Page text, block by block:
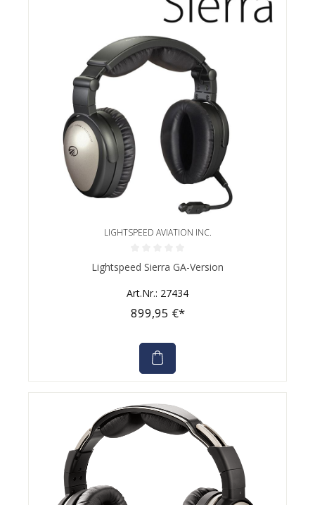
LIGHTSPEED AVIATION INC.
Durchschnittliche Bewertung von 0 von 5 Sternen
Lightspeed Sierra GA-Version
Art.Nr.: 27434
899,95 €*